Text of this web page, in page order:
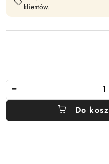
klientów.
Do